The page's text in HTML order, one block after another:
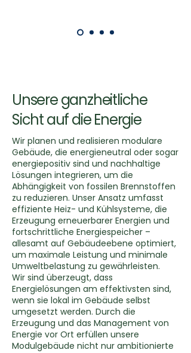
Unsere ganzheitliche
Sicht auf die Energie
Wir planen und realisieren modulare
Gebäude, die energieneutral oder sogar
energiepositiv sind und nachhaltige
Lösungen integrieren, um die
Abhängigkeit von fossilen Brennstoffen
zu reduzieren. Unser Ansatz umfasst
effiziente Heiz- und Kühlsysteme, die
Erzeugung erneuerbarer Energien und
fortschrittliche Energiespeicher –
allesamt auf Gebäudeebene optimiert,
um maximale Leistung und minimale
Umweltbelastung zu gewährleisten.
Wir sind überzeugt, dass
Energielösungen am effektivsten sind,
wenn sie lokal im Gebäude selbst
umgesetzt werden. Durch die
Erzeugung und das Management von
Energie vor Ort erfüllen unsere
Modulgebäude nicht nur ambitionierte